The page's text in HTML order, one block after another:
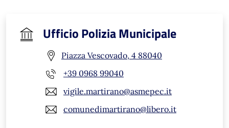
Ufficio Polizia Municipale
Piazza Vescovado, 4 88040
+39 0968 99040
vigile.martirano@asmepec.it
comunedimartirano@libero.it